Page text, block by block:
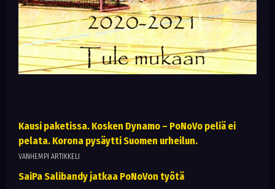
Kausi paketissa. Kosken Dynamo – PoNoVo peliä ei
pelata. Korona pysäytti Suomen urheilun.
VANHEMPI ARTIKKELI
SaiPa Salibandy jatkaa PoNoVon työtä